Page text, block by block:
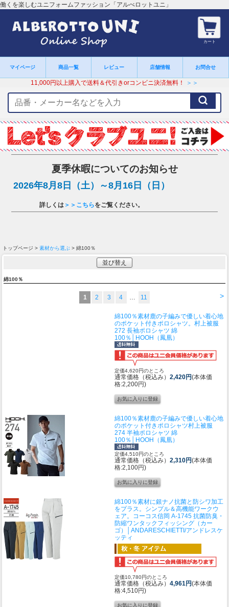
働くを楽しむユニフォームファッション「アルべロットユニ」
カート
マイページ 商品一覧 レビュー 店舗情報 お問合せ
11,000円以上購入で送料＆代引きorコンビニ決済無料！ ＞＞
ー
ワ
ー
ド
夏季休暇についてのお知らせ
2026年8月8日（土）～8月16日（日）
詳しくは ＞＞こちらをご覧ください。
トップページ > 素材から選ぶ > 綿100％
並び替え
綿100％
>
1 2 3 4 … 11
綿100％素材鹿の子編みで優しい着心地
のポケット付きポロシャツ。 村上被服
272 長袖ポロシャツ 綿
100％│HOOH（鳳凰）
定価4,620円のところ
通常価格（税込み） 2,420円(本体価
格:2,200円)
綿100％素材鹿の子編みで優しい着心地
のポケット付きポロシャツ村上被服
274 半袖ポロシャツ 綿
100％│HOOH（鳳凰）
定価4,510円のところ
通常価格（税込み） 2,310円(本体価
格:2,100円)
綿100％素材に銀ナノ抗菌と防シワ加工
をプラス。シンプル＆高機能ワークウ
ェア。 コーコス信岡 A-1745 抗菌防臭・
防縮ワンタックフィッシング（カー
ゴ）│ANDARESCHIETTI/アンドレスケ
ッティ
定価10,780円のところ
通常価格（税込み） 4,961円(本体価
格:4,510円)